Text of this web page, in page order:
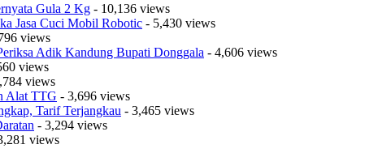
Gula 2 Kg - 10,136 views
Jasa Cuci Mobil Robotic - 5,430 views
views
Adik Kandung Bupati Donggala - 4,606 views
views
views
Alat TTG - 3,696 views
Tarif Terjangkau - 3,465 views
- 3,294 views
views